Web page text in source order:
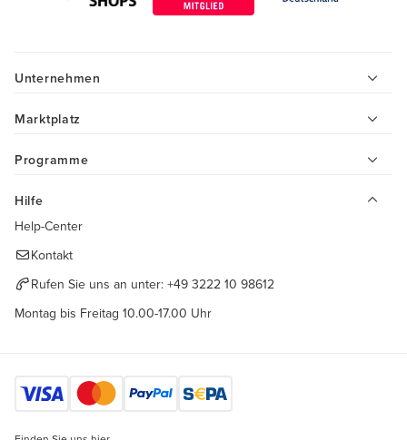
Unternehmen
Marktplatz
Programme
Hilfe
Help-Center
Kontakt
Rufen Sie uns an unter: +49 3222 10 98612
Montag bis Freitag 10.00-17.00 Uhr